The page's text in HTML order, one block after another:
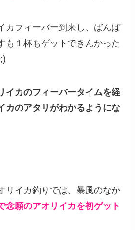
カフィーバー到来し、ばんば
も１杯もゲットできんかった
イカのフィーバータイムを経
カのアタリがわかるようにな
リイカ釣りでは、暴風のなか
念願のアオリイカを初ゲット